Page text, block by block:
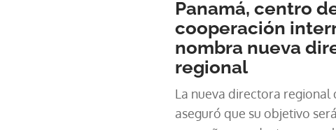
Panamá, centro
cooperación
nombra nueva
regional
La nueva directora regional de este organismo
aseguró que su objetivo